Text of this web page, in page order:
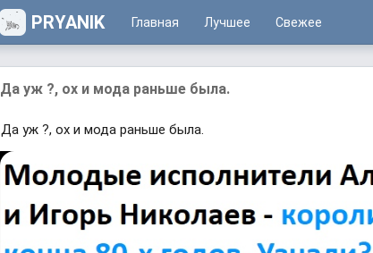
PRYANIK Главная Лучшее Свежее
Да уж ?, ох и мода раньше была.
Да уж ?, ох и мода раньше была.